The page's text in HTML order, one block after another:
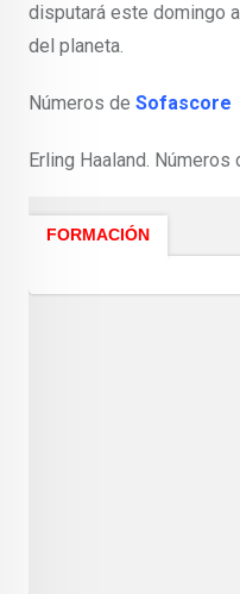
disputará este domingo
del planeta.
Números de Sofascore
Erling Haaland. Números